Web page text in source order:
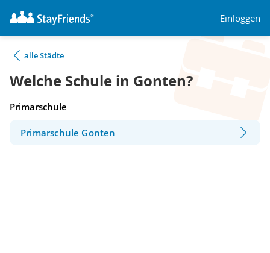
Einloggen
alle Städte
Welche Schule in Gonten?
Primarschule
Primarschule Gonten